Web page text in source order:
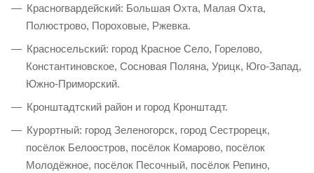
Красногвардейский: Большая Охта, Малая Охта,
Полюстрово, Пороховые, Ржевка.
Красносельский: город Красное Село, Горелово,
Константиновское, Сосновая Поляна, Урицк, Юго-Запад,
Южно-Приморский.
Кронштадтский район и город Кронштадт.
Курортный: город Зеленогорск, город Сестрорецк,
посёлок Белоостров, посёлок Комарово, посёлок
Молодёжное, посёлок Песочный, посёлок Репино,